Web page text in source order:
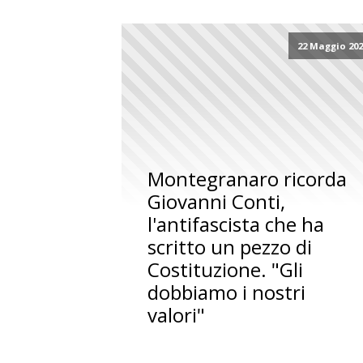
22 Maggio
Montegranaro ricorda
Giovanni Conti,
l'antifascista che ha
scritto un pezzo di
Costituzione. "Gli
dobbiamo i nostri
valori"